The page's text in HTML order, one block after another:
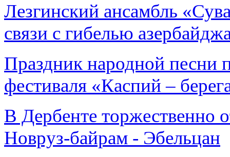
Лезгинский ансамбль
связи с гибелью
Праздник народной песни
фестиваля «Каспий –
В Дербенте торжественно
Новруз-байрам - Эбельцан